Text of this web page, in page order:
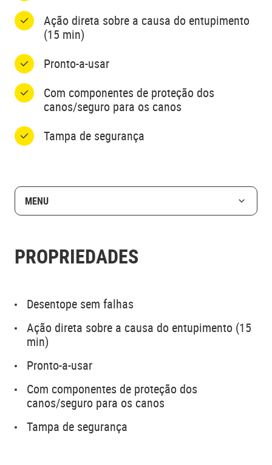
Ação direta sobre a causa do entupimento
(15 min)
Pronto-a-usar
Com componentes de proteção dos
canos/seguro para os canos
Tampa de segurança
MENU
PROPRIEDADES
Desentope sem falhas
Ação direta sobre a causa do entupimento (15
min)
Pronto-a-usar
Com componentes de proteção dos
canos/seguro para os canos
Tampa de segurança